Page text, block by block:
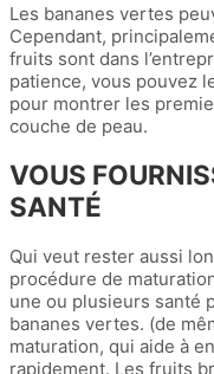
Les bananes vertes
Cependant,
fruits sont dans
patience, vous pouvez
pour montrer les
couche de peau.
VOUS
SANTÉ
Qui veut rester aussi
procédure de
une ou plusieurs santé
bananes vertes. (de
maturation, qui aide à
rapidement. Les fruits